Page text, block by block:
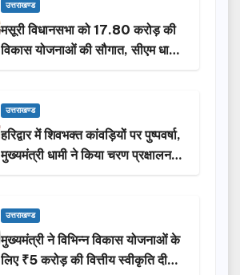
उत्तराखण्ड
मसूरी विधानसभा को 17.80 करोड़ की
विकास योजनाओं की सौगात, सीएम धामी
ने किया लोकार्पण-शिलान्यास.
उत्तराखण्ड
हरिद्वार में शिवभक्त कांवड़ियों पर पुष्पवर्षा,
मुख्यमंत्री धामी ने किया चरण प्रक्षालन…
उत्तराखण्ड
मुख्यमंत्री ने विभिन्न विकास योजनाओं के
लिए ₹5 करोड़ की वित्तीय स्वीकृति दी…